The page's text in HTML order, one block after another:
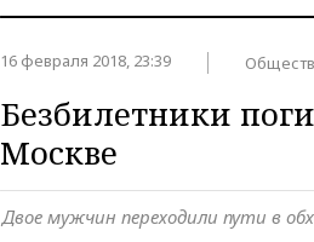
16 февраля 2018, 23:39
Безбилетники
Москве
Двое мужчин переходили пути в